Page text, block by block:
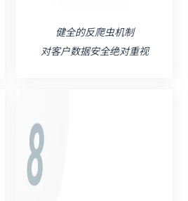
健全的反爬虫机制
对客户数据安全绝对重视